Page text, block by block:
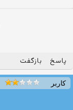
پاسخ بازگفت
کاربر